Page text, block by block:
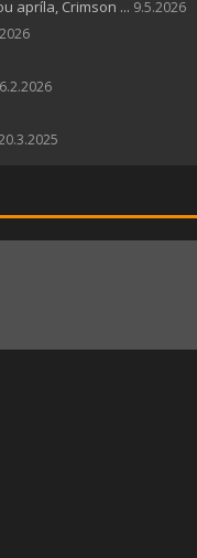
apríla, Crimson ... 9.5.2026